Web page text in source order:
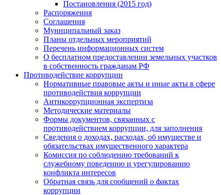
Постановления (2015 год)
Распоряжения
Соглашения
Муниципальный заказ
Планы отдельных мероприятий
Перечень информационных систем
О бесплатном предоставлении земельных участков
в собственность гражданам РФ
Противодействие коррупции
Нормативные правовые акты и иные акты в сфере
противодействия коррупции
Антикоррупционная экспертиза
Методические материалы
Формы документов, связанных с
противодействием коррупции, для заполнения
Сведения о доходах, расходах, об имуществе и
обязательствах имущественного характера
Комиссия по соблюдению требований к
служебному поведению и урегулированию
конфликта интересов
Обратная связь для сообщений о фактах
коррупции